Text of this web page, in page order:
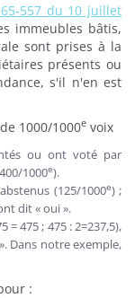
557 du 10 juillet
immeubles bâtis,
sont prises à la
présents ou
s'il n'en est
1000/1000e voix
ou ont voté par
1000e).
(125/1000e) ;
dit « oui ».
475 ; 475 : 2=237,5),
Dans notre exemple,
: